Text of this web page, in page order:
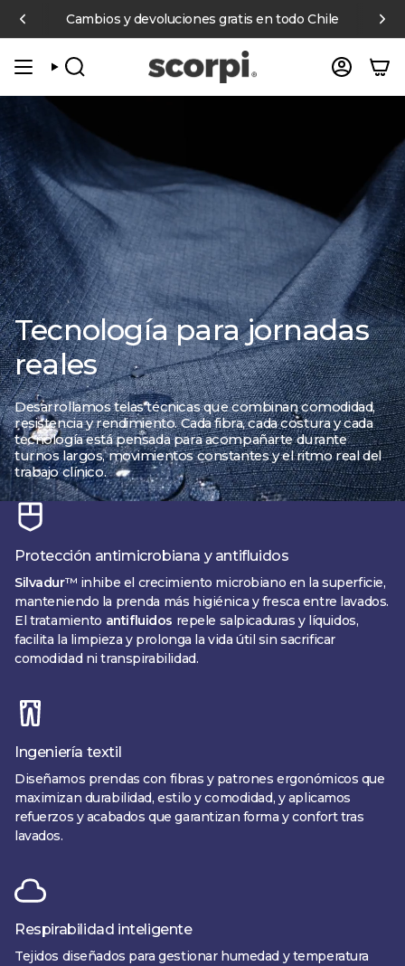
contenido
pagando con Mercado Pago 6 cuotas sin interés en
Cambios y devoluciones gratis en todo Chile
BÚSQUEDA
Tecnología para jornadas
reales
Desarrollamos telas técnicas que combinan comodidad,
resistencia y rendimiento. Cada fibra, cada costura y cada
tecnología está pensada para acompañarte durante
turnos largos, movimientos constantes y el ritmo real del
trabajo clínico.
Protección antimicrobiana y antifluidos
Silvadur™ inhibe el crecimiento microbiano en la superficie,
manteniendo la prenda más higiénica y fresca entre lavados.
El tratamiento antifluidos repele salpicaduras y líquidos,
facilita la limpieza y prolonga la vida útil sin sacrificar
comodidad ni transpirabilidad.
Ingeniería textil
Diseñamos prendas con fibras y patrones ergonómicos que
maximizan durabilidad, estilo y comodidad, y aplicamos
refuerzos y acabados que garantizan forma y confort tras
lavados.
Respirabilidad inteligente
Tejidos diseñados para gestionar humedad y temperatura